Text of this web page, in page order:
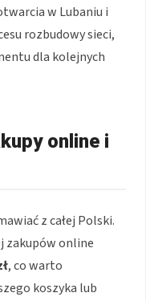
w Lubaniu i
rozbudowy sieci,
dla kolejnych
online i
z całej Polski.
zakupów online
, co warto
koszyka lub